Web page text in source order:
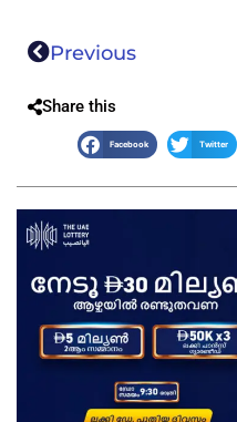
Previous
Share this
Facebook Twitter